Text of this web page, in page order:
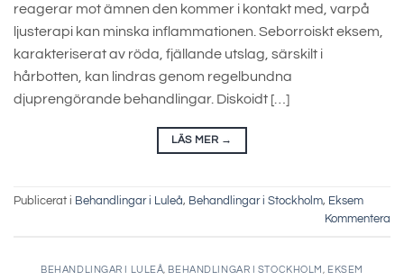
reagerar mot ämnen den kommer i kontakt med, varpå
ljusterapi kan minska inflammationen. Seborroiskt eksem,
karakteriserat av röda, fjällande utslag, särskilt i
hårbotten, kan lindras genom regelbundna
djuprengörande behandlingar. Diskoidt […]
LÄS MER →
Publicerat i Behandlingar i Luleå, Behandlingar i Stockholm, Eksem
Kommentera
BEHANDLINGAR I LULEÅ BEHANDLINGAR I STOCKHOLM EKSEM